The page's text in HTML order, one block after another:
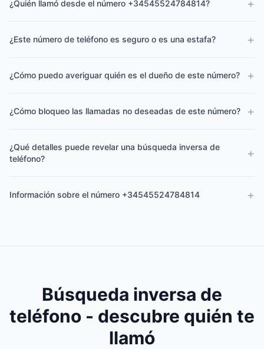
¿Quién llamó desde el número +34545524784814? +
¿Este número de teléfono es seguro o es una estafa? +
¿Cómo puedo averiguar quién es el dueño de este número? +
¿Cómo bloqueo las llamadas no deseadas de este número? +
¿Qué detalles puede revelar una búsqueda inversa de
teléfono?
+
Información sobre el número +34545524784814 +
Búsqueda inversa de
teléfono - descubre quién te
llamó